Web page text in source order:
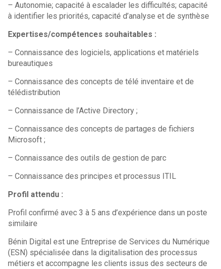
– Autonomie; capacité à escalader les difficultés; capacité
à identifier les priorités, capacité d’analyse et de synthèse
Expertises/compétences souhaitables :
– Connaissance des logiciels, applications et matériels
bureautiques
– Connaissance des concepts de télé inventaire et de
télédistribution
– Connaissance de l’Active Directory ;
– Connaissance des concepts de partages de fichiers
Microsoft ;
– Connaissance des outils de gestion de parc
– Connaissance des principes et processus ITIL
Profil attendu :
Profil confirmé avec 3 à 5 ans d’expérience dans un poste
similaire
Bénin Digital est une Entreprise de Services du Numérique
(ESN) spécialisée dans la digitalisation des processus
métiers et accompagne les clients issus des secteurs de